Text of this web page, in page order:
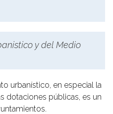
y del Medio
urbanístico, en especial la
dotaciones públicas, es un